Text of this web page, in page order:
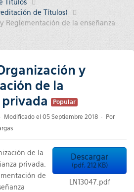
Títulos
de Títulos)
Reglementación de la enseñanza
y
de la
privada
Popular
Modificado el 05 Septiembre 2018
Por
Descargar
(pdf, 212 KB)
LN13047.pdf
de la
privada.
de